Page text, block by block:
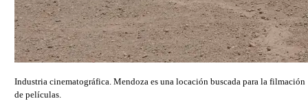
Industria cinematográfica. Mendoza es una locación buscada para la filmación
de películas.